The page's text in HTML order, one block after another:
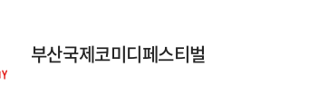
부산국제코미디페스티벌